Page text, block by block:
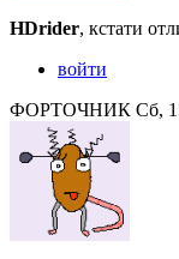
HDrider, кстати
войти
ФОРТОЧНИК Сб,